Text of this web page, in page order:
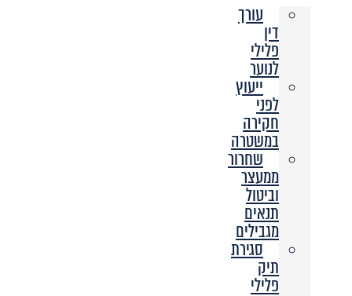
עורך
דין
פלילי
לנוער
ייעוץ
לפני
חקירה
במשטרה
שחרור
ממעצר
וביטול
תנאים
מגבילים
סגירת
תיק
פלילי